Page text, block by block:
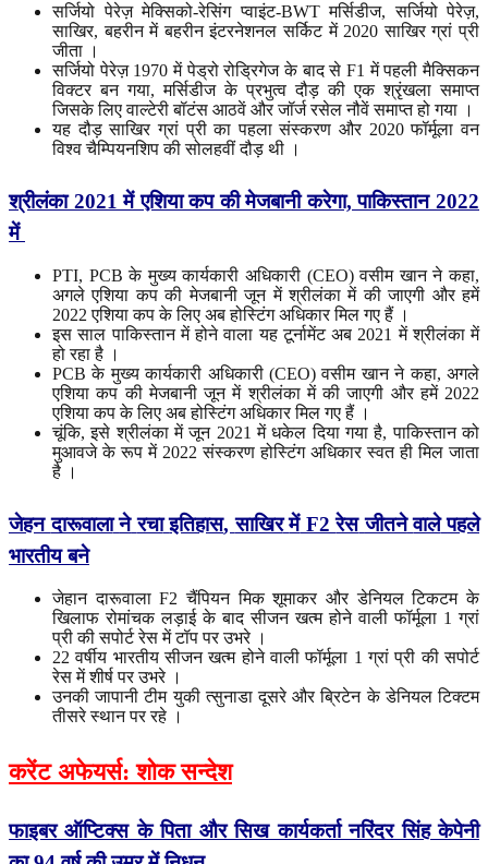
सर्जियो पेरेज़ मेक्सिको-रेसिंग प्वाइंट-BWT मर्सिडीज, सर्जियो पेरेज़,
साखिर, बहरीन में बहरीन इंटरनेशनल सर्किट में 2020 साखिर ग्रां प्री
जीता ।
सर्जियो पेरेज़ 1970 में पेड्रो रोड्रिगेज के बाद से F1 में पहली मैक्सिकन
विक्टर बन गया, मर्सिडीज के प्रभुत्व दौड़ की एक श्रृंखला समाप्त
जिसके लिए वाल्टेरी बॉटंस आठवें और जॉर्ज रसेल नौवें समाप्त हो गया ।
यह दौड़ साखिर ग्रां प्री का पहला संस्करण और 2020 फॉर्मूला वन
विश्व चैम्पियनशिप की सोलहवीं दौड़ थी ।
श्रीलंका 2021 में एशिया कप की मेजबानी करेगा, पाकिस्तान 2022
में
PTI, PCB के मुख्य कार्यकारी अधिकारी (CEO) वसीम खान ने कहा,
अगले एशिया कप की मेजबानी जून में श्रीलंका में की जाएगी और हमें
2022 एशिया कप के लिए अब होस्टिंग अधिकार मिल गए हैं ।
इस साल पाकिस्तान में होने वाला यह टूर्नामेंट अब 2021 में श्रीलंका में
हो रहा है ।
PCB के मुख्य कार्यकारी अधिकारी (CEO) वसीम खान ने कहा, अगले
एशिया कप की मेजबानी जून में श्रीलंका में की जाएगी और हमें 2022
एशिया कप के लिए अब होस्टिंग अधिकार मिल गए हैं ।
चूंकि, इसे श्रीलंका में जून 2021 में धकेल दिया गया है, पाकिस्तान को
मुआवजे के रूप में 2022 संस्करण होस्टिंग अधिकार स्वत ही मिल जाता
है ।
जेहन दारूवाला ने रचा इतिहास,साखिर मेंF2रेस जीतने वाले पहले
भारतीय बने
जेहान दारूवाला F2 चैंपियन मिक शूमाकर और डेनियल टिकटम के
खिलाफ रोमांचक लड़ाई के बाद सीजन खत्म होने वाली फॉर्मूला 1 ग्रां
प्री की सपोर्ट रेस में टॉप पर उभरे ।
22 वर्षीय भारतीय सीजन खत्म होने वाली फॉर्मूला 1 ग्रां प्री की सपोर्ट
रेस में शीर्ष पर उभरे ।
उनकी जापानी टीम युकी त्सुनाडा दूसरे और ब्रिटेन के डेनियल टिक्टम
तीसरे स्थान पर रहे ।
करेंट अफेयर्स: शोक सन्देश
फाइबर ऑप्टिक्स के पिता और सिख कार्यकर्ता नरिंदर सिंह केपेनी